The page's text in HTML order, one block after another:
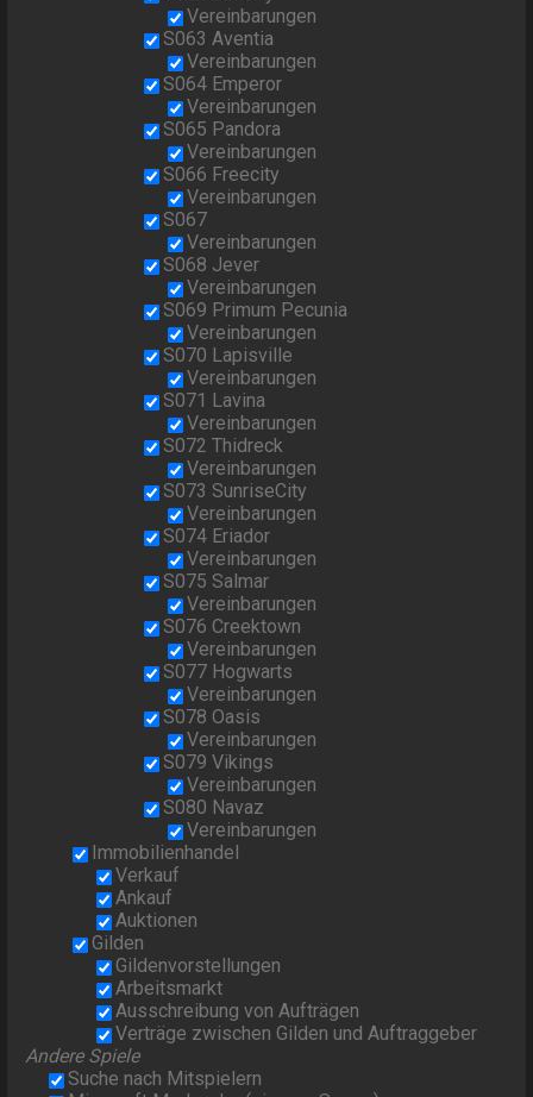
Vereinbarungen
S063 Aventia
Vereinbarungen
S064 Emperor
Vereinbarungen
S065 Pandora
Vereinbarungen
S066 Freecity
Vereinbarungen
S067
Vereinbarungen
S068 Jever
Vereinbarungen
S069 Primum Pecunia
Vereinbarungen
S070 Lapisville
Vereinbarungen
S071 Lavina
Vereinbarungen
S072 Thidreck
Vereinbarungen
S073 SunriseCity
Vereinbarungen
S074 Eriador
Vereinbarungen
S075 Salmar
Vereinbarungen
S076 Creektown
Vereinbarungen
S077 Hogwarts
Vereinbarungen
S078 Oasis
Vereinbarungen
S079 Vikings
Vereinbarungen
S080 Navaz
Vereinbarungen
Immobilienhandel
Verkauf
Ankauf
Auktionen
Gilden
Gildenvorstellungen
Arbeitsmarkt
Ausschreibung von Aufträgen
Verträge zwischen Gilden und Auftraggeber
Andere Spiele
Suche nach Mitspielern